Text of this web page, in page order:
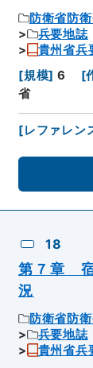
防衛省防
兵要地誌
貴州省兵
[規模] 6 [
省
[レファレン
18
第７章
況
防衛省防
兵要地誌
貴州省兵